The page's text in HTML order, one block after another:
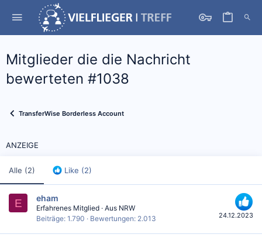
Mitglieder die die Nachricht
bewerteten #1038
TransferWise Borderless Account
ANZEIGE
Alle (2) Like (2)
E
24.12.2023
eham
Erfahrenes Mitglied · Aus NRW
Beiträge 1.790 Bewertungen 2.013